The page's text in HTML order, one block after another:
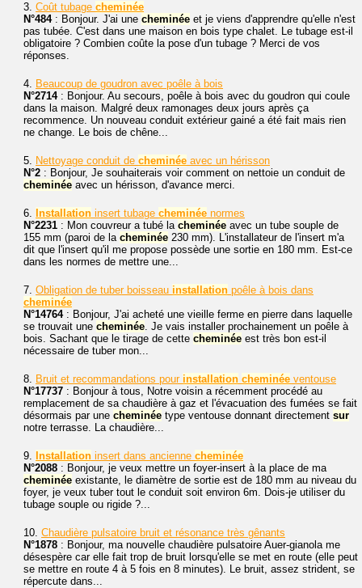
3. Coût tubage cheminée
N°484: Bonjour. J'ai une cheminée et je viens d'apprendre qu'elle n'est
pas tubée. C'est dans une maison en bois type chalet. Le tubage est-il
obligatoire ? Combien coûte la pose d'un tubage ? Merci de vos
réponses.
4. Beaucoup de goudron avec poêle à bois
N°2714: Bonjour. Au secours, poêle à bois avec du goudron qui coule
dans la maison. Malgré deux ramonages deux jours après ça
recommence. Un nouveau conduit extérieur gainé a été fait mais rien
ne change. Le bois de chêne...
5. Nettoyage conduit de cheminée avec un hérisson
N°2 : Bonjour, Je souhaiterais voir comment on nettoie un conduit de
cheminée avec un hérisson, d'avance merci.
6. Installation insert tubage cheminée normes
N°2231 : Mon couvreur a tubé la cheminée avec un tube souple de
155 mm (paroi de la cheminée 230 mm). L'installateur de l'insert m'a
dit que l'insert qu'il me propose possède une sortie en 180 mm. Est-ce
dans les normes de mettre une...
7. Obligation de tuber boisseau installation poêle à bois dans
cheminée
N°14764: Bonjour, J'ai acheté une vieille ferme en pierre dans laquelle
se trouvait une cheminée. Je vais installer prochainement un poêle à
bois. Sachant que le tirage de cette cheminée est très bon est-il
nécessaire de tuber mon...
8. Bruit et recommandations pour installation cheminée ventouse
N°17737 : Bonjour à tous, Notre voisin a récemment procédé au
remplacement de sa chaudière à gaz et l'évacuation des fumées se fait
désormais par une cheminée type ventouse donnant directement sur
notre terrasse. La chaudière...
9. Installation insert dans ancienne cheminée
N°2088 : Bonjour, je veux mettre un foyer-insert à la place de ma
cheminée existante, le diamètre de sortie est de 180 mm au niveau du
foyer, je veux tuber tout le conduit soit environ 6m. Dois-je utiliser du
tubage souple ou rigide ?...
10. Chaudière pulsatoire bruit et résonance très gênants
N°1878 : Bonjour, ma nouvelle chaudière pulsatoire Auer-gianola me
désespère car elle fait trop de bruit lorsqu'elle se met en route (elle peut
se mettre en route 4 à 5 fois en 8 minutes). Le bruit, assez strident, se
répercute dans...